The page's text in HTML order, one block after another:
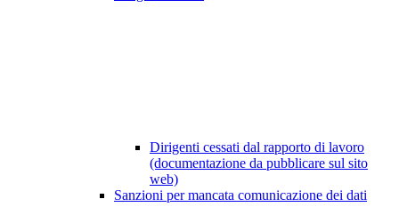
Dirigenti cessati dal rapporto di lavoro
(documentazione da pubblicare sul sito
web)
Sanzioni per mancata comunicazione dei dati